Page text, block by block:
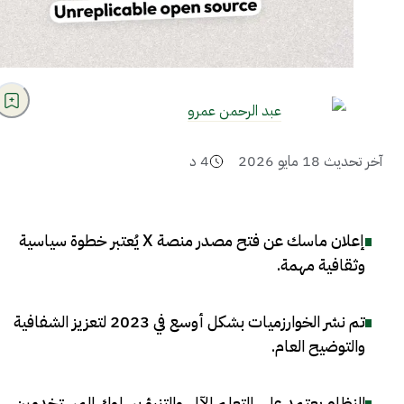
عبد الرحمن عمرو
آخر تحديث 18 مايو 2026 4 د
إعلان ماسك عن فتح مصدر منصة X يُعتبر خطوة سياسية
وثقافية مهمة.
تم نشر الخوارزميات بشكل أوسع في 2023 لتعزيز الشفافية
والتوضيح العام.